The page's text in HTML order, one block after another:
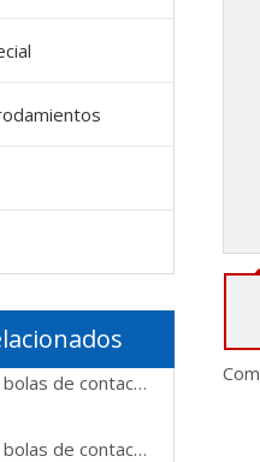
Rodamientos de bolas de contacto de cuatro puntos Rodamientos de alta calidad y bajo precio fabricados en China QJ304N2MA QJ304TVP 20X52X15
Rodamientos de bolas de contacto de cuatro puntos Rodamientos de alta calidad y bajo precio fabricados en China QJ304N2MA QJ304TVP 20X52X15